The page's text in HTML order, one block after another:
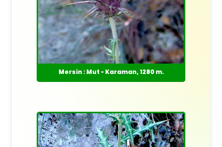
Mersin : Mut - Karaman, 1280 m.